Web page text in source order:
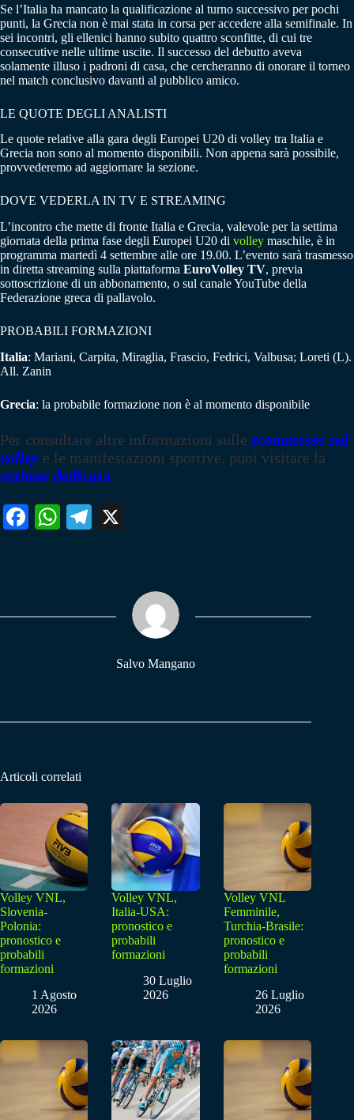
Se l’Italia ha mancato la qualificazione al turno successivo per pochi
punti, la Grecia non è mai stata in corsa per accedere alla semifinale. In
sei incontri, gli ellenici hanno subito quattro sconfitte, di cui tre
consecutive nelle ultime uscite. Il successo del debutto aveva
solamente illuso i padroni di casa, che cercheranno di onorare il torneo
nel match conclusivo davanti al pubblico amico.
LE QUOTE DEGLI ANALISTI
Le quote relative alla gara degli Europei U20 di volley tra Italia e
Grecia non sono al momento disponibili. Non appena sarà possibile,
provvederemo ad aggiornare la sezione.
DOVE VEDERLA IN TV E STREAMING
L’incontro che mette di fronte Italia e Grecia, valevole per la settima
giornata della prima fase degli Europei U20 di volley maschile, è in
programma martedì 4 settembre alle ore 19.00. L’evento sarà trasmesso
in diretta streaming sulla piattaforma EuroVolley TV, previa
sottoscrizione di un abbonamento, o sul canale YouTube della
Federazione greca di pallavolo.
PROBABILI FORMAZIONI
Italia: Mariani, Carpita, Miraglia, Frascio, Fedrici, Valbusa; Loreti (L).
All. Zanin
Grecia: la probabile formazione non è al momento disponibile
Per consultare altre informazioni sulle scommesse sul
volley e le manifestazioni sportive, puoi visitare la
sezione dedicata
Fa W
pp
Te
m
Salvo Mangano
Articoli correlati
Volley VNL,
Slovenia-
Polonia:
pronostico e
probabili
formazioni
1 Agosto
2026
Volley VNL,
Italia-USA:
pronostico e
probabili
formazioni
30 Luglio
2026
Volley VNL
Femminile,
Turchia-Brasile:
pronostico e
probabili
formazioni
26 Luglio
2026